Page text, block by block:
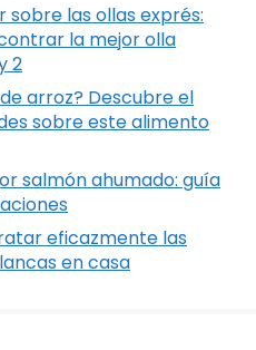
sobre las ollas exprés:
la mejor olla
2
arroz? Descubre el
sobre este alimento
salmón ahumado: guía
eficazmente las
en casa